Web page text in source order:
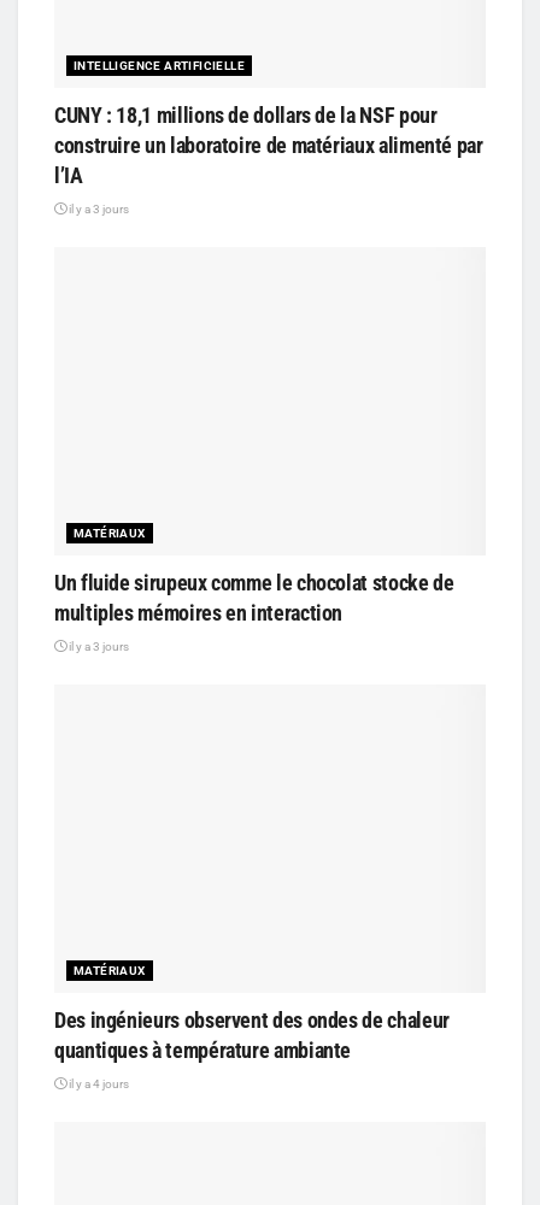
INTELLIGENCE ARTIFICIELLE
CUNY : 18,1 millions de dollars de la NSF pour
construire un laboratoire de matériaux alimenté par
l’IA
il y a 3 jours
MATÉRIAUX
Un fluide sirupeux comme le chocolat stocke de
multiples mémoires en interaction
il y a 3 jours
MATÉRIAUX
Des ingénieurs observent des ondes de chaleur
quantiques à température ambiante
il y a 4 jours